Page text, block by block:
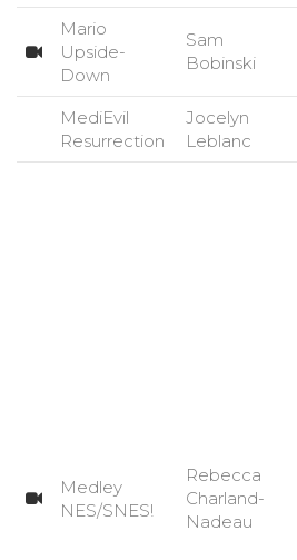
Mario
Upside-
Down
Sam
Bobinski
MediEvil
Resurrection
Jocelyn
Leblanc
Medley
NES/SNES!
Rebecca
Charland-
Nadeau